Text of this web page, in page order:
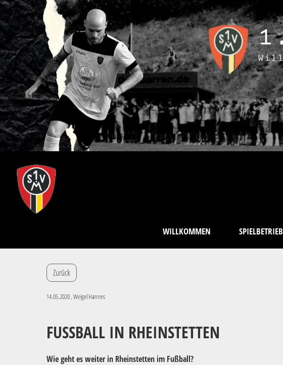
WILLKOMMEN SPIELBETRIEB
Zurück
14.05.2020, Weigel Hannes
FUSSBALL IN RHEINSTETTEN
Wie geht es weiter in Rheinstetten im Fußball?